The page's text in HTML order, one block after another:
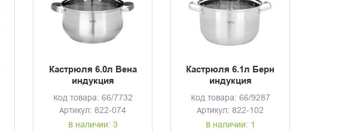
Кастрюля 6.0л Вена
индукция
Код товара: 66/7732
Артикул: 822-074
В наличии: 3
Кастрюля 6.1л Берн
индукция
Код товара: 66/9287
Артикул: 822-102
В наличии: 1